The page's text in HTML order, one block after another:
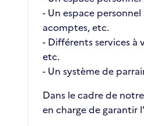
- Un espace
acomptes, etc.
- Différents services à
etc.
- Un système de
Dans le cadre de
en charge de garantir